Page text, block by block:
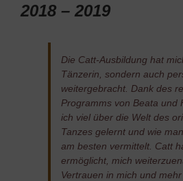
2018 – 2019
Die Catt-Ausbildung hat
Tänzerin, sondern auch
weitergebracht. Dank des
Programms von Beata und
ich viel über die Welt des
Tanzes gelernt und wie
am besten vermittelt. Catt
ermöglicht, mich
Vertrauen in mich und